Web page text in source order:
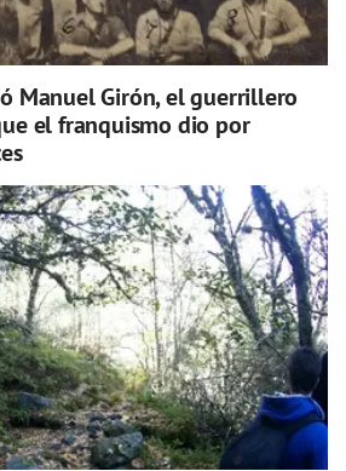
Manuel Girón, el guerrillero
el franquismo dio por